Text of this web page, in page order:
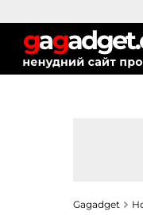
Gagadget